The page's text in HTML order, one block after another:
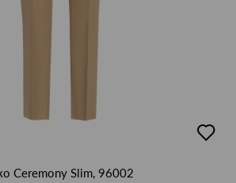
в
Ceremony Slim, 96002